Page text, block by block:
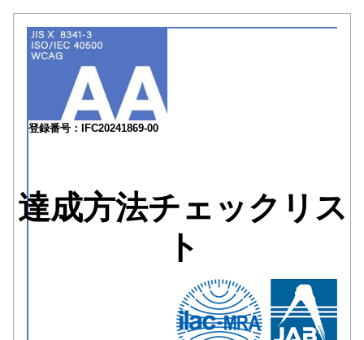
登録番号：IFC20241869-00
達成方法チェックリス
ト